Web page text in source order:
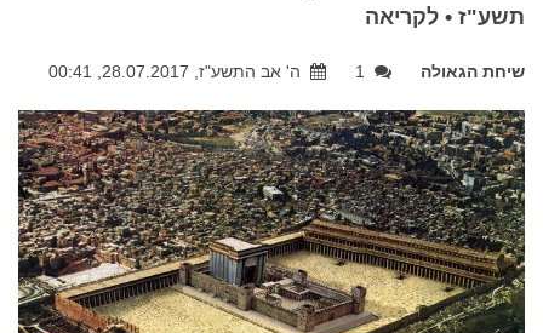
תשע"ז • לקריאה
שיחת הגאולה 1 ה' אב התשע"ז, 28.07.2017, 00:41